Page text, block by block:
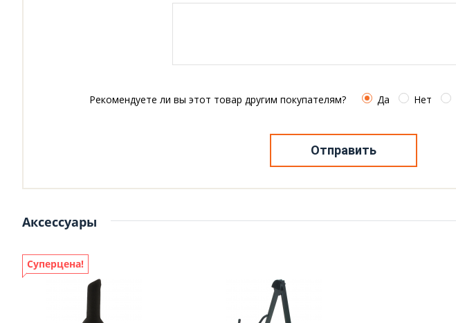
Рекомендуете ли вы этот товар другим покупателям? Да Нет
Отправить
Аксессуары
Суперцена!